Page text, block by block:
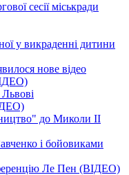
сесії міськради
у викраденні дитини
нове відео
Львові
до Миколи ІІ
і бойовиками
Ле Пен (ВІДЕО)